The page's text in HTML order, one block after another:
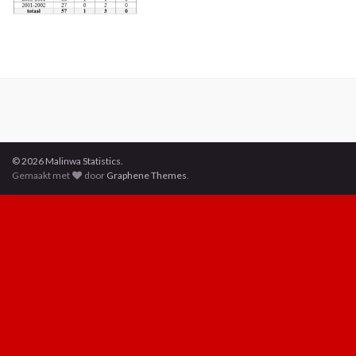
© 2026 Malinwa Statistics.
Gemaakt met
door Graphene Themes